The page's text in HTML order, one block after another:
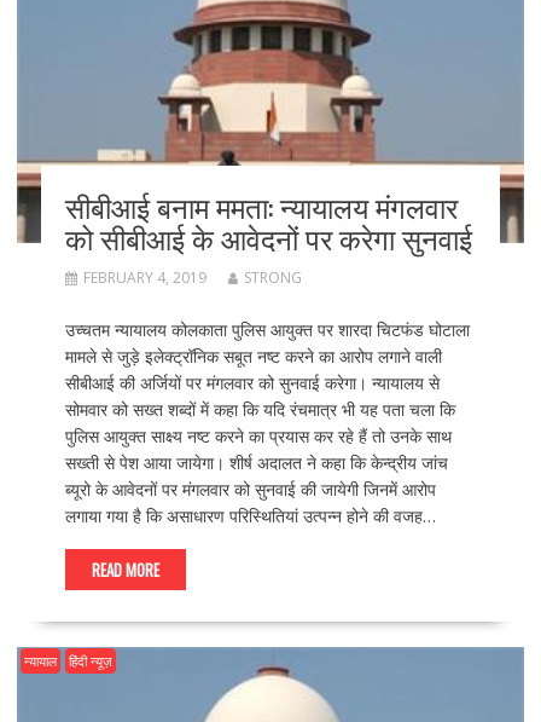
सीबीआई बनाम ममता: न्यायालय मंगलवार
को सीबीआई के आवेदनों पर करेगा सुनवाई
FEBRUARY 4, 2019 STRONG
उच्चतम न्यायालय कोलकाता पुलिस आयुक्त पर शारदा चिटफंड घोटाला
मामले से जुड़े इलेक्ट्रॉनिक सबूत नष्ट करने का आरोप लगाने वाली
सीबीआई की अर्जियों पर मंगलवार को सुनवाई करेगा। न्यायालय से
सोमवार को सख्त शब्दों में कहा कि यदि रंचमात्र भी यह पता चला कि
पुलिस आयुक्त साक्ष्य नष्ट करने का प्रयास कर रहे हैं तो उनके साथ
सख्ती से पेश आया जायेगा। शीर्ष अदालत ने कहा कि केन्द्रीय जांच
ब्यूरो के आवेदनों पर मंगलवार को सुनवाई की जायेगी जिनमें आरोप
लगाया गया है कि असाधारण परिस्थितियां उत्पन्न होने की वजह…
READ MORE
न्यायाल हिंदी न्यूज़